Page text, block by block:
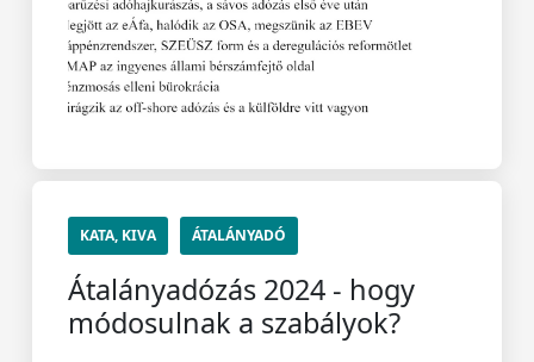
KATA, KIVA ÁTALÁNYADÓ
Átalányadózás 2024 - hogy
módosulnak a szabályok?